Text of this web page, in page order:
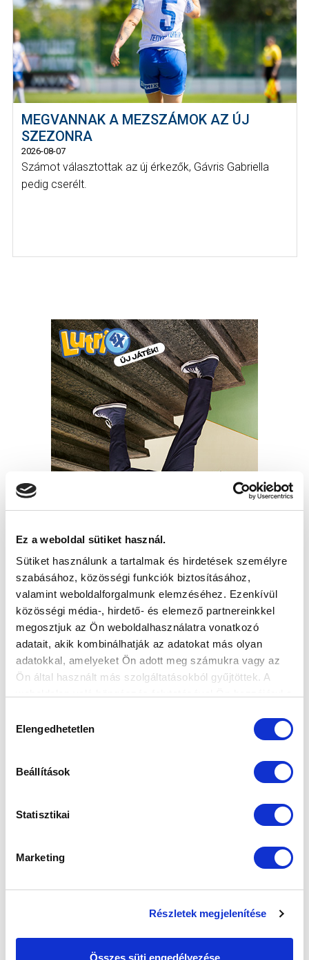
Ez a weboldal sütiket használ.
Sütiket használunk a tartalmak és hirdetések személyre
szabásához, közösségi funkciók biztosításához,
valamint weboldalforgalmunk elemzéséhez. Ezenkívül
közösségi média-, hirdető- és elemező partnereinkkel
megosztjuk az Ön weboldalhasználatra vonatkozó
adatait, akik kombinálhatják az adatokat más olyan
adatokkal, amelyeket Ön adott meg számukra vagy az
Ön által használt más szolgáltatásokból gyűjtöttek. A
kiválasztása
Elengedhetetlen
Beállítások
Statisztikai
Marketing
Részletek megjelenítése
Összes süti engedélyezése
MEGVANNAK A MEZSZÁMOK AZ ÚJ
SZEZONRA
2026-08-07
Számot választottak az új érkezők, Gávris Gabriella
pedig cserélt.
VIDEOTON FC FEHÉRVÁR MTK BUDAPEST
Ne maradjon le egy eseményről sem! Iratkozzon fel ingyenes